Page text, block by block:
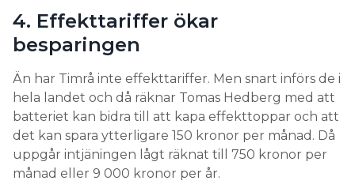
4. Effekttariffer ökar
besparingen
Än har Timrå inte effekttariffer. Men snart införs de i
hela landet och då räknar Tomas Hedberg med att
batteriet kan bidra till att kapa effekttoppar och att
det kan spara ytterligare 150 kronor per månad. Då
uppgår intjäningen lågt räknat till 750 kronor per
månad eller 9 000 kronor per år.